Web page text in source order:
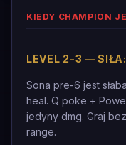
KIEDY CHAMPION
LEVEL 2-3 —
Sona pre-6 jest
heal. Q poke +
jedyny dmg. Graj
range.